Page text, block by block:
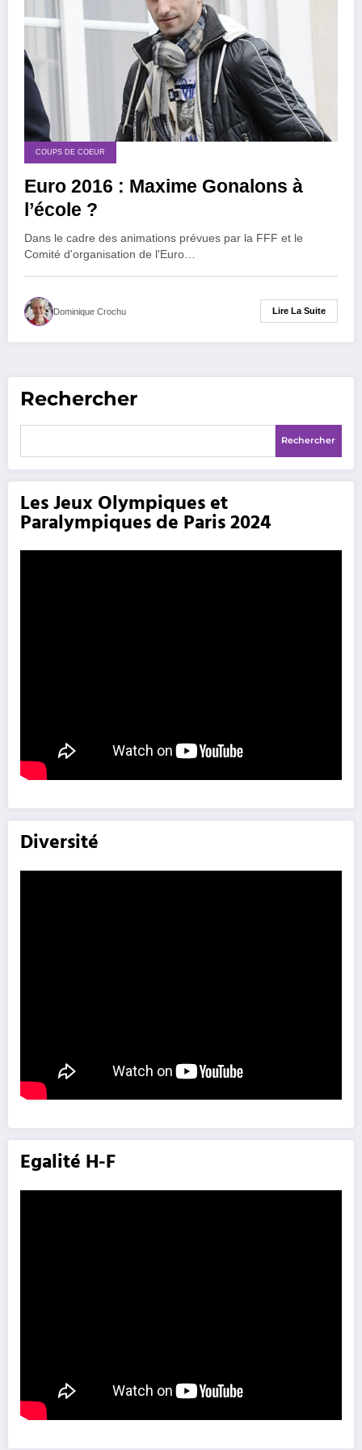
COUPS DE COEUR
Euro 2016 : Maxime Gonalons à
l’école ?
Dans le cadre des animations prévues par la FFF et le
Comité d'organisation de l'Euro…
Dominique Crochu Lire La Suite
Rechercher
Rechercher
Les Jeux Olympiques et
Paralympiques de Paris 2024
Diversité
Egalité H-F